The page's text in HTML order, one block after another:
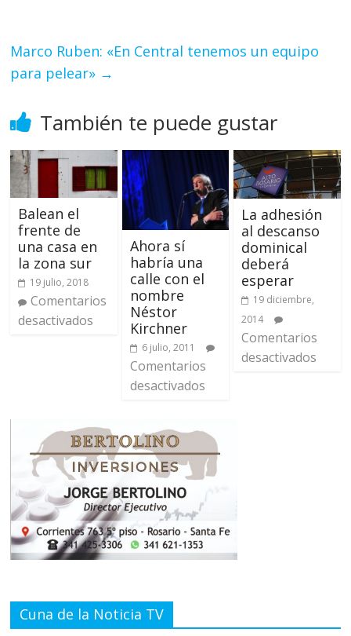
Marco Ruben: «En Central tenemos un equipo
para pelear» →
También te puede gustar
Balean el
frente de
una casa en
la zona sur
19 julio, 2018
Comentarios
desactivados
Ahora sí
habría una
calle con el
nombre
Néstor
Kirchner
6 julio, 2011
Comentarios
desactivados
La adhesión
al descanso
dominical
deberá
esperar
19 diciembre,
2014
Comentarios
desactivados
Cuna de la Noticia TV